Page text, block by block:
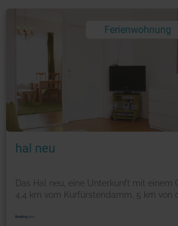
Ferienwohnung
hal neu
Das Hal neu, eine Unterkunft mit einem
4,4 km vom Kurfürstendamm, 5 km von